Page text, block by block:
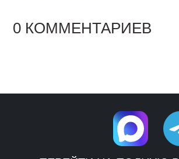
0 КОММЕНТАРИЕВ